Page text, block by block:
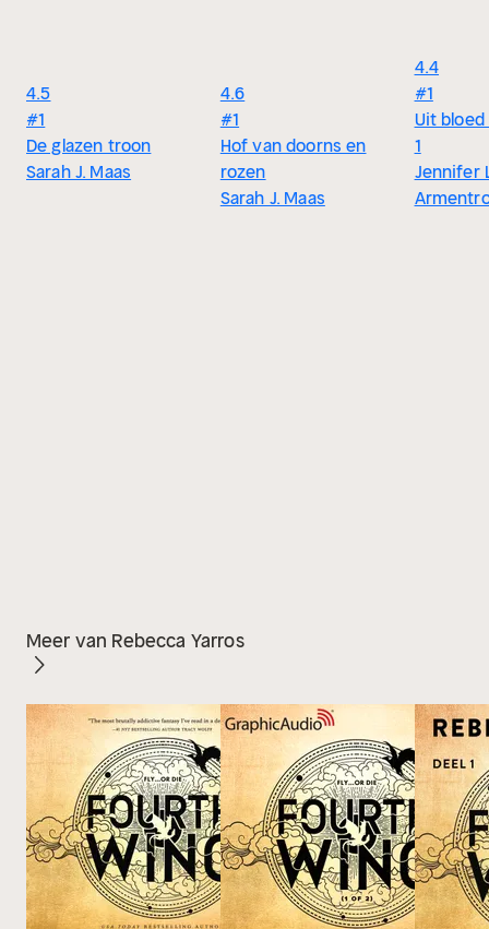
4.5
#1
De glazen troon
Sarah J. Maas
4.6
#1
Hof van doorns en
rozen
Sarah J. Maas
4.4
#1
Uit
1
Jennifer
Meer van Rebecca Yarros